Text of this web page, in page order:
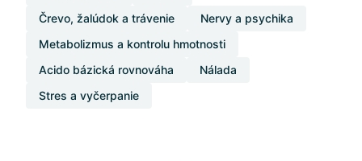
Črevo, žalúdok a trávenie
Nervy a psychika
Metabolizmus a kontrolu hmotnosti
Acido bázická rovnováha
Nálada
Stres a vyčerpanie